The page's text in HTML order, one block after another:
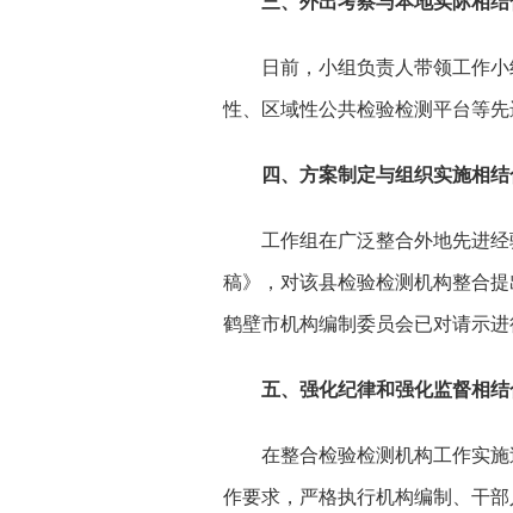
日前，小组负责人带领工作
性、区域性公共检验检测平台等
四、方案制定与组织实施相
工作组在广泛整合外地先进
稿》，对该县检验检测机构整合
鹤壁市机构编制委员会已对请示
五、强化纪律和强化监督相结
在整合检验检测机构工作实
作要求，严格执行机构编制、干